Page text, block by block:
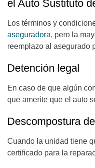
el Auto Sustituto
Los términos y
aseguradora, pero la
reemplazo al asegurado
Detención legal
En caso de que algún
que amerite que el auto
Descompostura
Cuando la unidad tiene
certificado para la